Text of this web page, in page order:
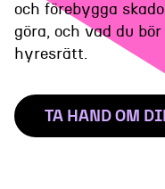
och förebygga
göra, och vad du
hyresrätt.
TA HAND OM